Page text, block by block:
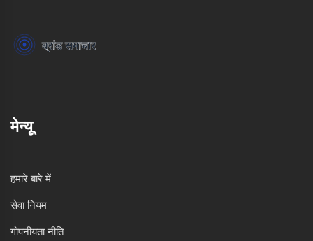
मेन्यू
हमारे बारे में
सेवा नियम
गोपनीयता नीति